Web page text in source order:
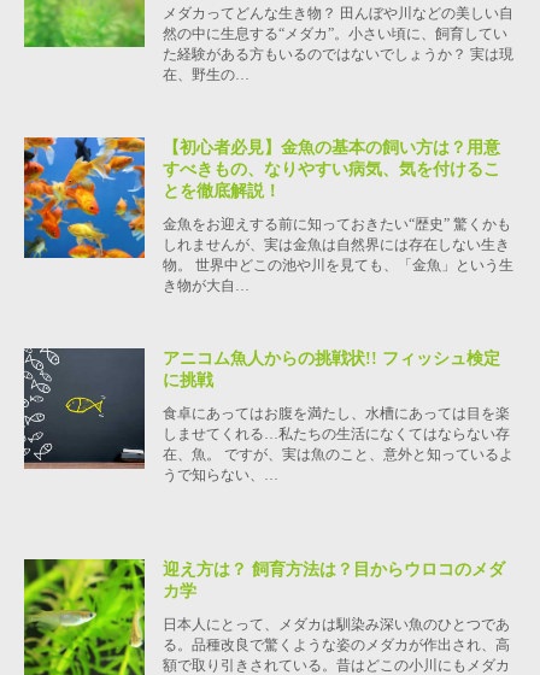
メダカってどんな生き物？ 田んぼや川などの美しい自
然の中に生息する“メダカ”。小さい頃に、飼育してい
た経験がある方もいるのではないでしょうか？ 実は現
在、野生の…
【初心者必見】金魚の基本の飼い方は？用意
すべきもの、なりやすい病気、気を付けるこ
とを徹底解説！
金魚をお迎えする前に知っておきたい“歴史” 驚くかも
しれませんが、実は金魚は自然界には存在しない生き
物。 世界中どこの池や川を見ても、「金魚」という生
き物が大自…
アニコム魚人からの挑戦状!! フィッシュ検定
に挑戦
食卓にあってはお腹を満たし、水槽にあっては目を楽
しませてくれる…私たちの生活になくてはならない存
在、魚。 ですが、実は魚のこと、意外と知っているよ
うで知らない、…
迎え方は？ 飼育方法は？目からウロコのメダ
カ学
日本人にとって、メダカは馴染み深い魚のひとつであ
る。品種改良で驚くような姿のメダカが作出され、高
額で取り引きされている。昔はどこの小川にもメダカ